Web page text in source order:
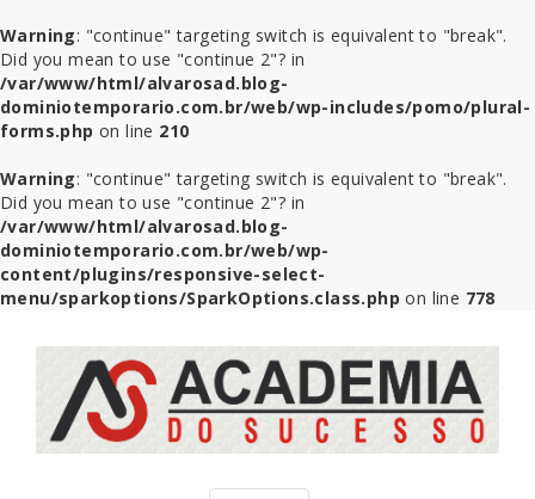
Warning: "continue" targeting switch is equivalent to "break".
Did you mean to use "continue 2"? in
/var/www/html/alvarosad.blog-
dominiotemporario.com.br/web/wp-includes/pomo/plural-
forms.php on line 210
Warning: "continue" targeting switch is equivalent to "break".
Did you mean to use "continue 2"? in
/var/www/html/alvarosad.blog-
dominiotemporario.com.br/web/wp-
content/plugins/responsive-select-
menu/sparkoptions/SparkOptions.class.php on line 778